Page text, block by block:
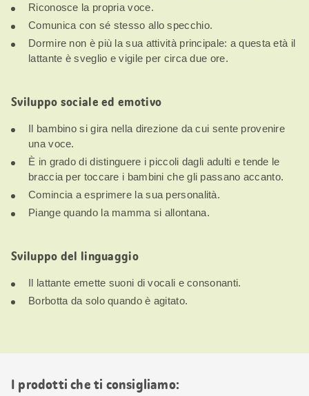
Riconosce la propria voce.
Comunica con sé stesso allo specchio.
Dormire non è più la sua attività principale: a questa età il
lattante è sveglio e vigile per circa due ore.
Sviluppo sociale ed emotivo
Il bambino si gira nella direzione da cui sente provenire
una voce.
È in grado di distinguere i piccoli dagli adulti e tende le
braccia per toccare i bambini che gli passano accanto.
Comincia a esprimere la sua personalità.
Piange quando la mamma si allontana.
Sviluppo del linguaggio
Il lattante emette suoni di vocali e consonanti.
Borbotta da solo quando è agitato.
I prodotti che ti consigliamo: